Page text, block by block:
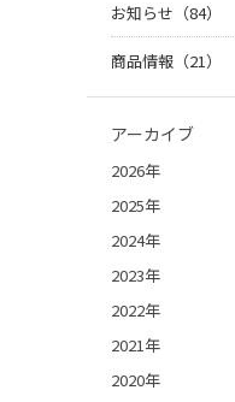
お知らせ（84）
商品情報（21）
アーカイブ
2026年
2025年
2024年
2023年
2022年
2021年
2020年